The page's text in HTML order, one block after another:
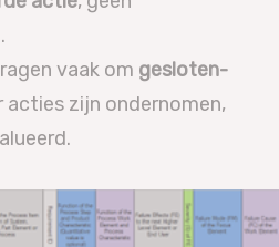
vaak om gesloten-
zijn ondernomen,